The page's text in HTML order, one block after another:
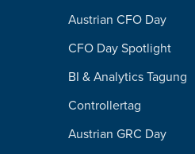
Austrian CFO Day
CFO Day Spotlight
BI & Analytics Tagung
Controllertag
Austrian GRC Day